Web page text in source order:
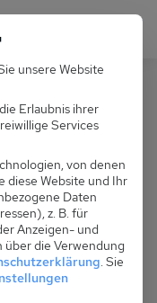
unsere Website
Erlaubnis ihrer
Services
von denen
diese Website und Ihr
Daten
z. B. für
Anzeigen- und
die Verwendung
. Sie